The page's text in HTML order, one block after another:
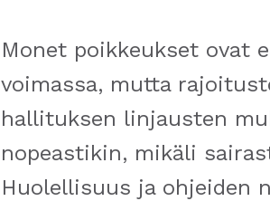
Monet poikkeukset ovat
voimassa, mutta
hallituksen linjausten
nopeastikin, mikäli
Huolellisuus ja ohjeiden